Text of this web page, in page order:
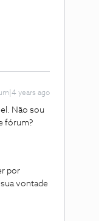
years ago
Não sou
fórum?
por
vontade